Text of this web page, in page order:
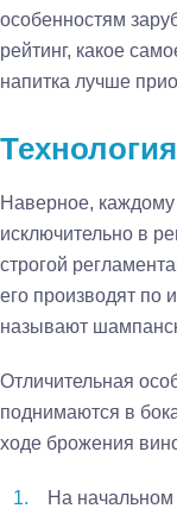
особенностям
рейтинг, какое
напитка лучше
Наверное, каждому
исключительно в
строгой
его производят по
называют
Отличительная
поднимаются в
ходе брожения
На начальном